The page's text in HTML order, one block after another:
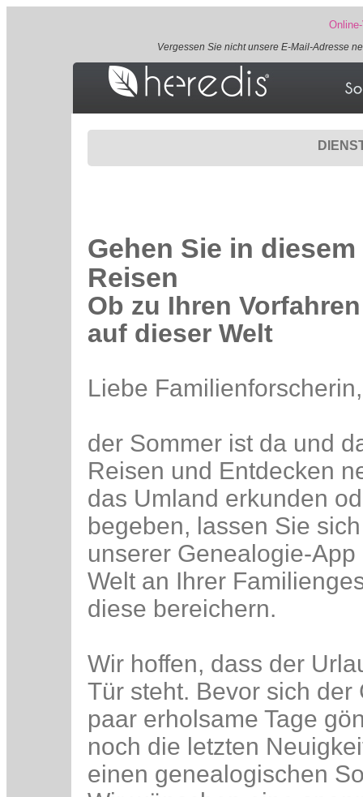
Vergessen Sie nicht unsere E-Mail-Adresse
Gehen Sie in
Reisen
Ob zu Ihren
auf dieser Welt
Liebe
der Sommer ist da und
Reisen und Entdecken
das Umland erkunden
begeben, lassen Sie
unserer Genealogie-
Welt an Ihrer
diese bereichern.
Wir hoffen, dass der
Tür steht. Bevor sich
paar erholsame Tage
noch die letzten
einen genealogischen